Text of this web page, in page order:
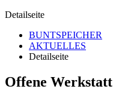
Detailseite
BUNTSPEICHER
AKTUELLES
Detailseite
Offene Werkstatt